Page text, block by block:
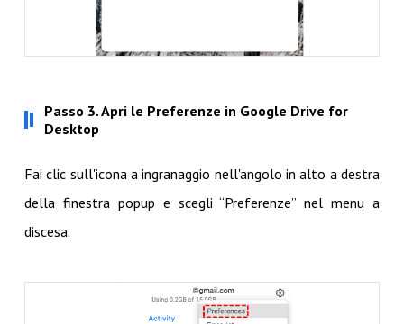
Passo 3. Apri le Preferenze in Google Drive for
Desktop
Fai clic sull'icona a ingranaggio nell'angolo in alto a destra
della finestra popup e scegli “Preferenze” nel menu a
discesa.